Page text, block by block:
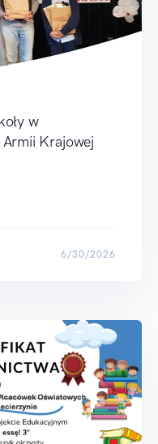
w
Krajowej
6/30/2026